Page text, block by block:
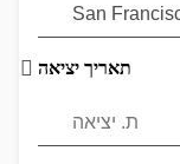
תאריך יציאה